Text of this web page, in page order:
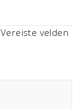
Vereiste velden